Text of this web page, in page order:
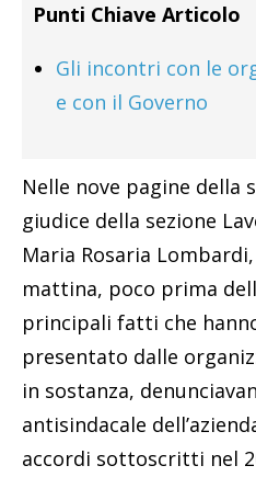
Punti Chiave Articolo
Gli incontri con le
e con il Governo
Nelle nove pagine della
giudice della sezione
Maria Rosaria
mattina, poco prima
principali fatti che
presentato dalle
in sostanza,
antisindacale
accordi sottoscritti nel